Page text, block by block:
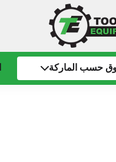
حسب الماركة